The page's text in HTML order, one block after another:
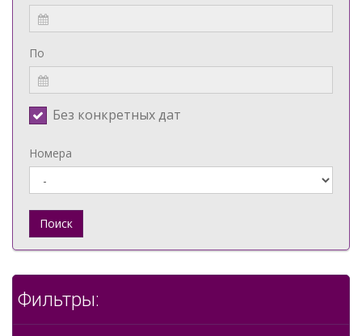
По
Без конкретных дат
Номера
Поиск
Фильтры: